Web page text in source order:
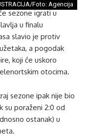
Foto: Agencija
sezone igrati u
u finalu
slavio je protiv
a pogodak
koji će uskoro
otocima.
sezone ipak nije bio
su poraženi 2:0 od
ostanak) u